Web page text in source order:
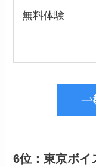
無料体験
6位：東京ボイ